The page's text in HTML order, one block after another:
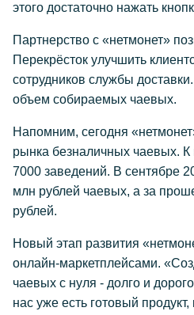
этого достаточно нажать
Партнерство с «нетмонет»
Перекрёсток улучшить
сотрудников службы
объем собираемых чаевых.
Напомним, сегодня
рынка безналичных чаевых.
7000 заведений. В сентябре
млн рублей чаевых, а за
рублей.
Новый этап развития
онлайн-маркетплейсами.
чаевых с нуля - долго и
нас уже есть готовый